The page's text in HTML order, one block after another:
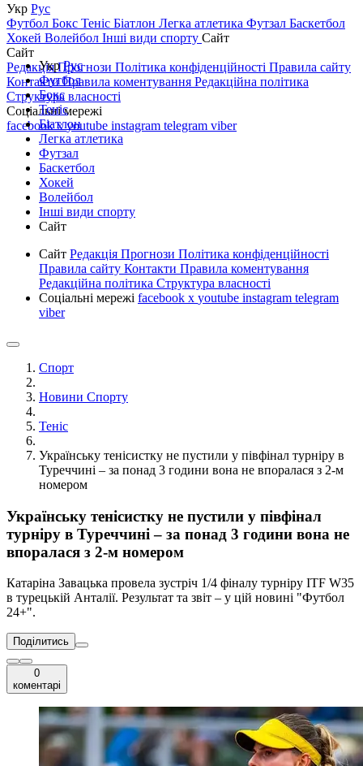
Укр Рус
Футбол Бокс Теніс Біатлон Легка атлетика Футзал Баскетбол
Хокей Волейбол Інші види спорту Сайт
Сайт
РедакціяПрогнози Політика конфіденційності Правила сайту
КонтактиПравила коментування Редакційна політика
Структура власності
Соціальні мережі
facebookxyoutube instagram telegram viber
УкрРус
Футбол
Бокс
Теніс
Біатлон
Легка атлетика
Футзал
Баскетбол
Хокей
Волейбол
Інші види спорту
Сайт
Сайт Редакція Прогнози Політика конфіденційності
Правила сайту Контакти Правила коментування
Редакційна політика Структура власності
Соціальні мережі facebook x youtube instagram telegram
viber
Спорт
Новини Спорту
Теніс
Українську тенісистку не пустили у півфінал турніру в
Туреччині – за понад 3 години вона не впоралася з 2-м
номером
Українську тенісистку не пустили у півфінал
турніру в Туреччині – за понад 3 години вона не
впоралася з 2-м номером
Катаріна Завацька провела зустріч 1/4 фіналу турніру ITF W35
в турецькій Анталії. Результат та звіт – у цій новині "Футбол
24+".
Поділитись
0
коментарі